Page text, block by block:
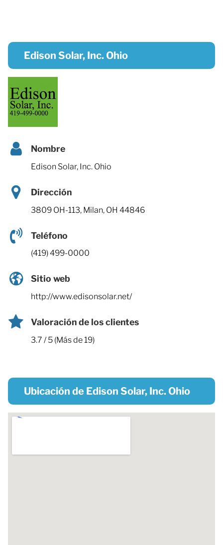
Edison Solar, Inc. Ohio
Nombre
Edison Solar, Inc. Ohio
Dirección
3809 OH-113, Milan, OH 44846
Teléfono
(419) 499-0000
Sitio web
http://www.edisonsolar.net/
Valoración de los clientes
3.7 / 5 (Más de 19)
Ubicación de Edison Solar, Inc. Ohio